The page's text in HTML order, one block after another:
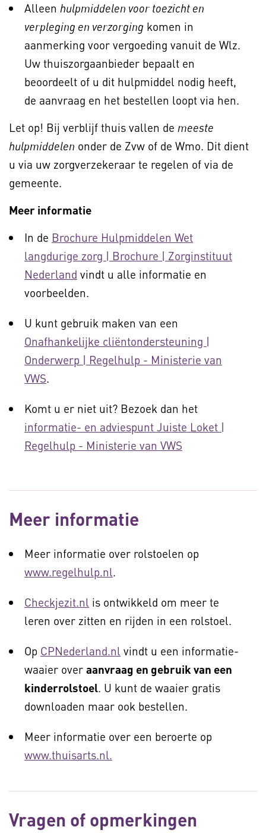
Alleen hulpmiddelen voor toezicht en
verpleging en verzorging komen in
aanmerking voor vergoeding vanuit de Wlz.
Uw thuiszorgaanbieder bepaalt en
beoordeelt of u dit hulpmiddel nodig heeft,
de aanvraag en het bestellen loopt via hen.
Let op! Bij verblijf thuis vallen de meeste
hulpmiddelen onder de Zvw of de Wmo. Dit dient
u via uw zorgverzekeraar te regelen of via de
gemeente.
Meer informatie
In de Brochure Hulpmiddelen Wet
langdurige zorg | Brochure | Zorginstituut
Nederland vindt u alle informatie en
voorbeelden.
U kunt gebruik maken van een
Onafhankelijke cliëntondersteuning |
Onderwerp | Regelhulp - Ministerie van
VWS.
Komt u er niet uit? Bezoek dan het
informatie- en adviespunt Juiste Loket |
Regelhulp - Ministerie van VWS
Meer informatie
Meer informatie over rolstoelen op
www.regelhulp.nl.
Checkjezit.nl is ontwikkeld om meer te
leren over zitten en rijden in een rolstoel.
Op CPNederland.nl vindt u een informatie-
waaier over aanvraag en gebruik van een
kinderrolstoel. U kunt de waaier gratis
downloaden maar ook bestellen.
Meer informatie over een beroerte op
www.thuisarts.nl.
Vragen of opmerkingen